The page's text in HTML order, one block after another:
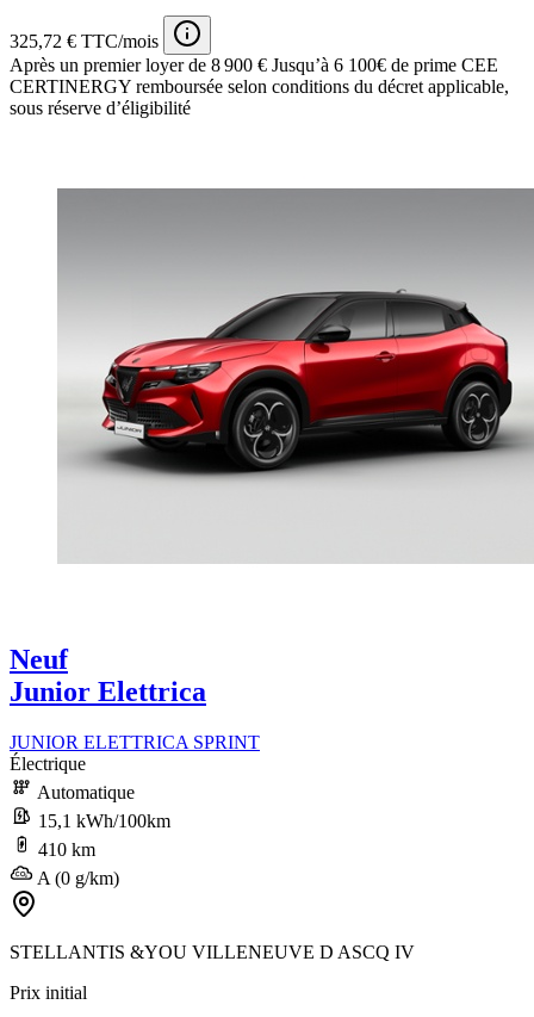
325,72 € TTC/mois
Après un premier loyer de 8 900 € Jusqu’à 6 100€ de prime CEE
CERTINERGY remboursée selon conditions du décret applicable,
sous réserve d’éligibilité
Neuf
Junior Elettrica
JUNIOR ELETTRICA SPRINT
Électrique
Automatique
15,1 kWh/100km
410 km
A (0 g/km)
STELLANTIS &YOU VILLENEUVE D ASCQ IV
Prix initial